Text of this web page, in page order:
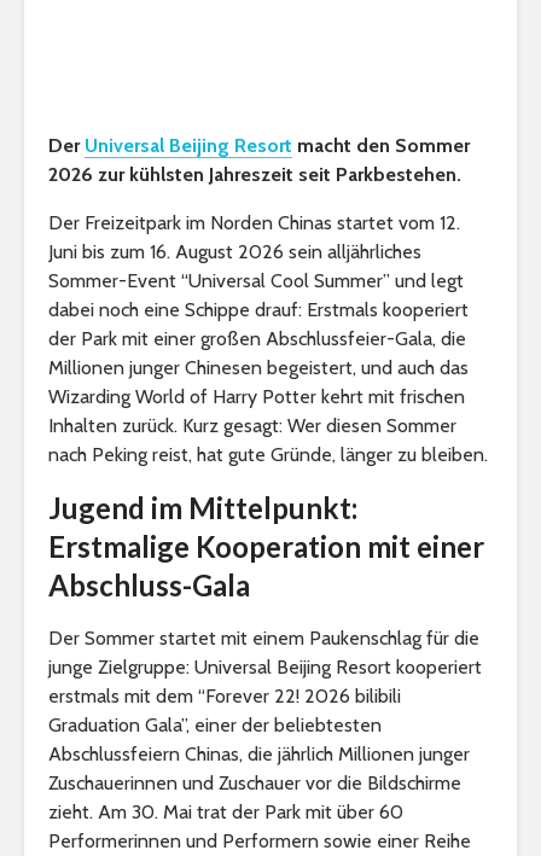
Der Universal Beijing Resort macht den Sommer
2026 zur kühlsten Jahreszeit seit Parkbestehen.
Der Freizeitpark im Norden Chinas startet vom 12.
Juni bis zum 16. August 2026 sein alljährliches
Sommer-Event “Universal Cool Summer” und legt
dabei noch eine Schippe drauf: Erstmals kooperiert
der Park mit einer großen Abschlussfeier-Gala, die
Millionen junger Chinesen begeistert, und auch das
Wizarding World of Harry Potter kehrt mit frischen
Inhalten zurück. Kurz gesagt: Wer diesen Sommer
nach Peking reist, hat gute Gründe, länger zu bleiben.
Jugend im Mittelpunkt:
Erstmalige Kooperation mit einer
Abschluss-Gala
Der Sommer startet mit einem Paukenschlag für die
junge Zielgruppe: Universal Beijing Resort kooperiert
erstmals mit dem “Forever 22! 2026 bilibili
Graduation Gala”, einer der beliebtesten
Abschlussfeiern Chinas, die jährlich Millionen junger
Zuschauerinnen und Zuschauer vor die Bildschirme
zieht. Am 30. Mai trat der Park mit über 60
Performerinnen und Performern sowie einer Reihe